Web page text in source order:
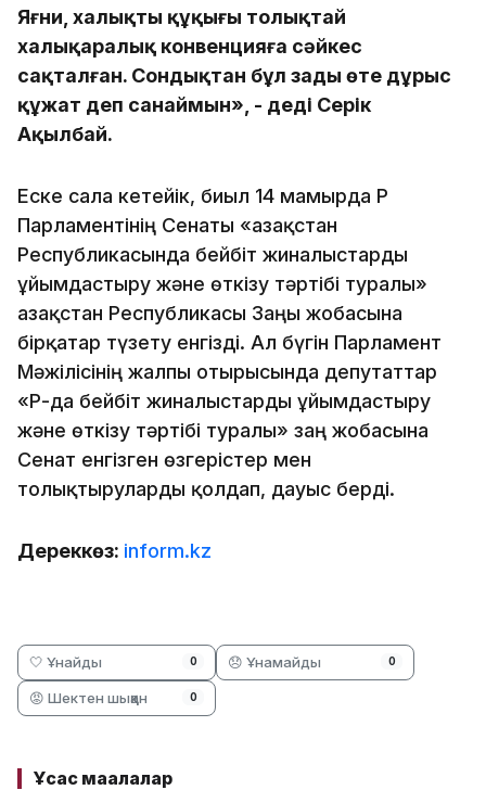
Яғни, халықтың құқығы толықтай
халықаралық конвенцияға сәйкес
сақталған. Сондықтан бұл заңды өте дұрыс
құжат деп санаймын», - деді Серік
Ақылбай.
Еске сала кетейік, биыл 14 мамырда ҚР
Парламентінің Сенаты «Қазақстан
Республикасында бейбiт жиналыстарды
ұйымдастыру және өткізу тәртібі туралы»
Қазақстан Республикасы Заңы жобасына
бірқатар түзету енгізді. Ал бүгін Парламент
Мәжілісінің жалпы отырысында депутаттар
«ҚР-да бейбіт жиналыстарды ұйымдастыру
және өткізу тәртібі туралы» заң жобасына
Сенат енгізген өзгерістер мен
толықтыруларды қолдап, дауыс берді.
Дереккөз: inform.kz
🤍 Ұнайды 0 😞 Ұнамайды 0
😡 Шектен шыққан 0
Ұқсас мақалалар